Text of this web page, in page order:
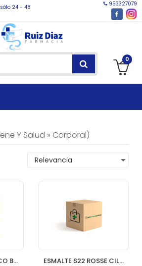
24 - 48
953327079
0
Y Salud » Corporal)
SUAVINA PEDIATRICO BALSAMO LABIAL 1 TARRO 10 ML ESMALTE S22 ROSSE CILIEGIA